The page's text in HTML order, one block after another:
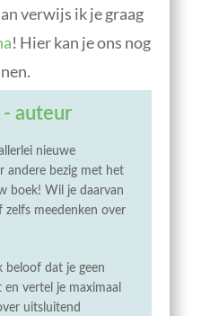
- auteur
nieuwe
andere bezig met het
boek! Wil je daarvan
meedenken over
beloof dat je geen
vertel je maximaal
uitsluitend
verwijs ik je graag
! Hier kan je ons nog